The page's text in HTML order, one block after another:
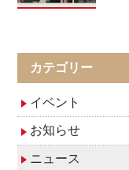
カテゴリー
イベント
お知らせ
ニュース